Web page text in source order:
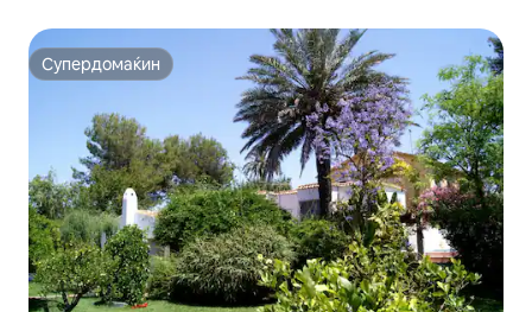
Супердомаќин
Супердомаќин